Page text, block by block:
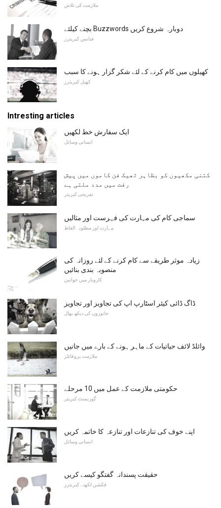
ملازمت کی تلاش
بچنے کیلئے Buzzwords دوبارہ شروع کریں
فنانس کیریئرز
کھیلوں میں کام کرنے کے لئے شکر گزار ہونے کا سبب
کھیل کیریئرز
Intresting articles
ایک سفارش خط لکھیں
انسانی وسائل
کتنی مکھیوں کو بظاہر ٹھیک فن کاموں میں پیش
رفت میں مدد ملتی ہے
تفریحی کیریئر
سماجی کام کی مہارت کی فہرست اور مثالیں
مہارت اور مطلوبہ الفاظ
زیادہ موثر طریقے سے کام کرنے کے لئے روزانہ کی
منصوبہ بندی بنائیں
کاروبار میں خواتین
ڈاگ ڈائی کیئر اسٹارپ اپ کی تجاویز اور تجاویز
جانوروں کی دیکھ بھال
وائلڈ لائف حیاتیات کے ماہر ہونے کے بارے میں جانیں
ملازمت پروفائلز
حکومتی ملازمت کے عمل میں 10 مرحلے
گورنمنٹ کیریئر
اپنے خوف کی تنازعات اور تنازعہ کا خاتمہ کریں
انسانی وسائل
حقیقت پسندانہ گفتگو کیسے کریں
فکشن لکھنے کیریئرز